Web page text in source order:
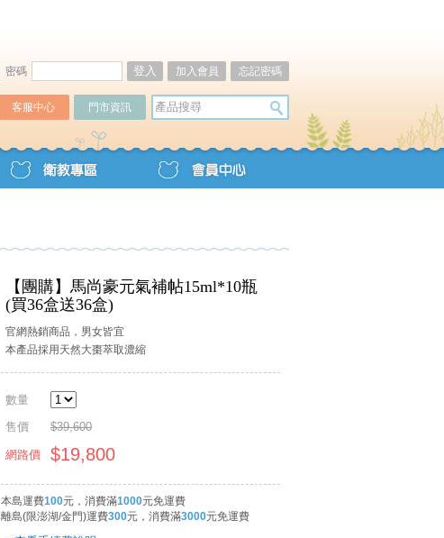
密碼 加入會員 忘記密碼
客服中心 門市資訊
【團購】馬尚豪元氣補帖15ml*10瓶
(買36盒送36盒)
官網熱銷商品，男女皆宜
本產品採用天然大棗萃取濃縮
數量
售價
$39,600
網路價 $19,800
本島運費100元，消費滿1000元免運費
離島(限澎湖/金門)運費300元，消費滿3000元免運費